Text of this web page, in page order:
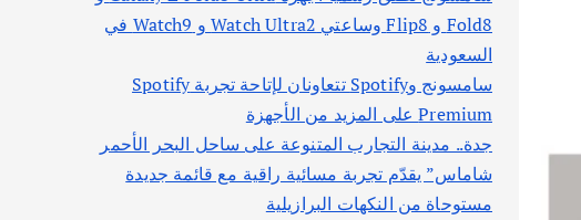
Fold8 و Flip8 وساعتي Watch Ultra2 و Watch9 في
السعودية
سامسونج وSpotify تتعاونان لإتاحة تجربة Spotify
Premium على المزيد من الأجهزة
جدة.. مدينة التجارب المتنوعة على ساحل البحر الأحمر
شاماس” يقدّم تجربة مسائية راقية مع قائمة جديدة
مستوحاة من النكهات البرازيلية